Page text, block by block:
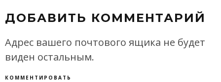
ДОБАВИТЬ КОММЕНТАРИЙ
Адрес вашего почтового ящика не будет
виден остальным.
КОММЕНТИРОВАТЬ